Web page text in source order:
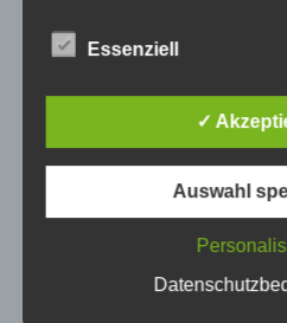
Naturfoto-Blog
a)
Personenbezogene
Informationen, die sich
oder identifizierbare
Essenziell
✓
Auswahl